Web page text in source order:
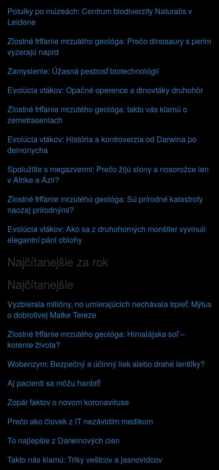
Potulky po múzeách: Centrum biodiverzity Naturalis v
Leidene
Zlostné frfľanie mrzutého geológa: Prečo dinosaury s perím
vyzerajú naprd
Zamyslenie: Úžasná pestrosť biotechnológií
Evolúcia vtákov: Opačné operence a dinovtáky druhohôr
Zlostné frfľanie mrzutého geológa: takto vás klamú o
zemetraseniach
Evolúcia vtákov: História a kontroverzia od Darwina po
deinonycha
Spolužitie s megazvermi: Prečo žijú slony a nosorožce len
v Afrike a Ázii?
Zlostné frfľanie mrzutého geológa: Sú prírodné katastrofy
naozaj prírodnými?
Evolúcia vtákov: Ako sa z druhohorných monštier vyvinuli
elegantní páni oblohy
Najčítanejšie za rok
Najčítanejšie
Vyzbierala milióny, no umierajúcich nechávala trpieť: Mýtus
o dobrotivej Matke Tereze
Zlostné frfľanie mrzutého geológa: Himalájska soľ –
korenie života?
Wobenzym: Bezpečný a účinný liek alebo drahé lentilky?
Aj pacienti sa môžu hanbiť!
Zopár faktov o novom koronavíruse
Prečo ako človek z IT nezávidím medikom
To najlepšie z Darwinových cien
Takto nás klamú: Triky veštcov a jasnovidcov